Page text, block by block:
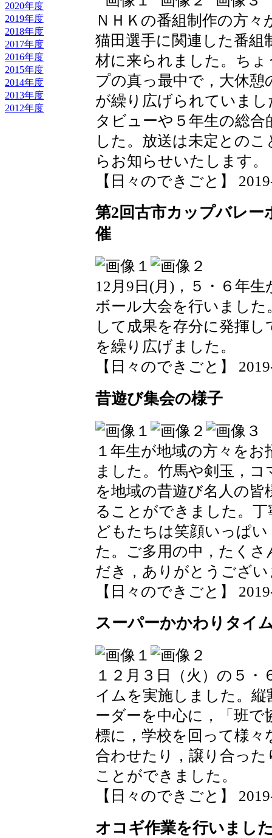
2020年度
2019年度
2018年度
2017年度
2016年度
2015年度
2014年度
2013年度
2012年度
ＮＨＫの番組制作の方
猫田選手に関連した番組
材に来られました。ち
プの真っ最中で，大休
が繰り広げられていま
タビューや５年生の総
した。放送は未定との
らお知らせいたします。
【日々のできごと】
第2回古市カップバレー
催
12月9日(月)，５・６年
ボール大会を行いまし
して成果を存分に発揮
を繰り広げました。
【日々のできごと】
昔遊び集会の様子
１年生が地域の方々を
ました。竹馬や剣玉，
を地域の昔遊び名人の
ることができました。
どもたちは笑顔いっぱ
た。ご多用の中，たく
だき，ありがとうござ
【日々のできごと】
スーパーかかわりタイ
１２月３日（火）の５
イムを実施しました。
ーダーを中心に，「班
標に，学校を回って様
合わせたり，譲り合っ
ことができました。
【日々のできごと】
オコギ作業を行いまし